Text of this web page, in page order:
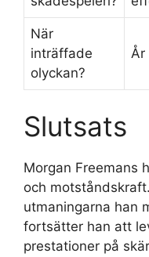
När
inträffade
olyckan?
År
Slutsats
Morgan Freemans
och
utmaningarna han
fortsätter han att
prestationer på